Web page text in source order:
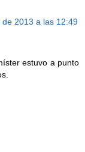
2013 a las 12:49
estuvo a punto